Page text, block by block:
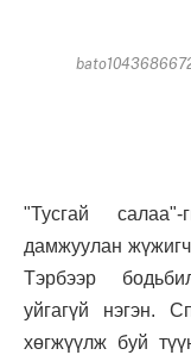
"Тусгай
дамжуулан
Тэрбээр
уйгагүй нэгэн.
хөгжүүлж буй